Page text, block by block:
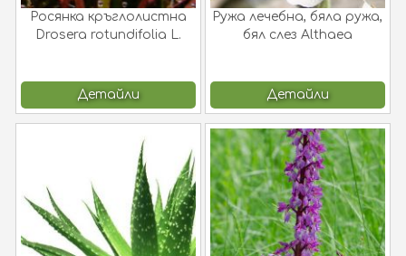
Росянка кръглолистна
Drosera rotundifolia L.
Детайли
Ружа лечебна, бяла ружа,
бял слез Althaea
Детайли